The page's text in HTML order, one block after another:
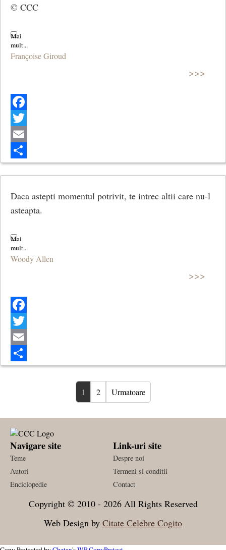
© CCC
Françoise Giroud
>>>
Facebook
Twitter
Email
Share
Daca astepti momentul potrivit, te intrec altii care nu-l
asteapta.
Woody Allen
>>>
Facebook
Twitter
Email
Share
1 2 Urmatoare
Navigare site
Teme
Autori
Enciclopedie
Link-uri site
Despre noi
Termeni si conditii
Contact
Copyright © 2010 - 2026 All Rights Reserved
Web Design by Citate Celebre Cogito